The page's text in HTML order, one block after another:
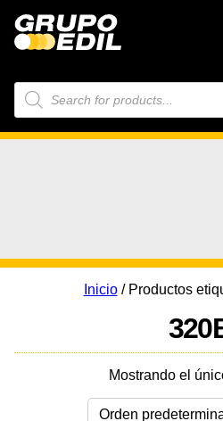
Búsqueda
de
productos
Inicio/ Productos
Mostrando el